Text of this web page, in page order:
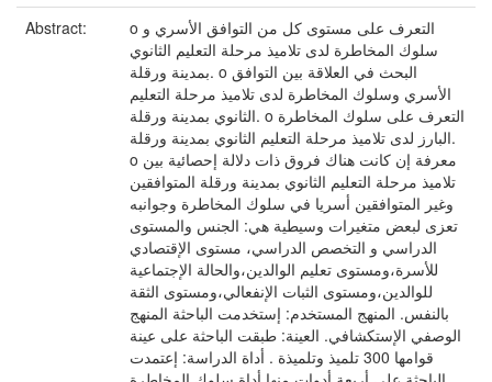
Abstract:
o التعرف على مستوى كل من التوافق الأسري و
سلوك المخاطرة لدى تلاميذ مرحلة التعليم الثانوي
بمدينة ورقلة. o البحث في العلاقة بين التوافق
الأسري وسلوك المخاطرة لدى تلاميذ مرحلة التعليم
الثانوي بمدينة ورقلة. o التعرف على سلوك المخاطرة
البارز لدى تلاميذ مرحلة التعليم الثانوي بمدينة ورقلة.
o معرفة إن كانت هناك فروق ذات دلالة إحصائية بين
تلاميذ مرحلة التعليم الثانوي بمدينة ورقلة المتوافقين
وغير المتوافقين أسريا في سلوك المخاطرة وجوانبه
تعزى لبعض متغيرات وسيطية هي: الجنس والمستوى
الدراسي و التخصص الدراسي، مستوى الإقتصادي
للأسرة،ومستوى تعليم الوالدين،والحالة الإجتماعية
للوالدين،ومستوى الثبات الإنفعالي،ومستوى الثقة
بالنفس. المنهج المستخدم: إستخدمت الباحثة المنهج
الوصفي الإستكشافي. العينة: طبقت الباحثة على عينة
قوامها 300 تلميذ وتلميذة . أداة الدراسة: إعتمدت